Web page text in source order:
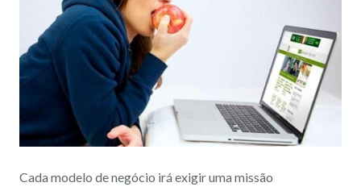
Cada modelo de negócio irá exigir uma missão